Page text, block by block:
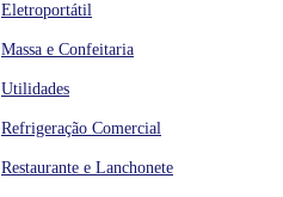
Eletroportátil
Massa e Confeitaria
Utilidades
Refrigeração Comercial
Restaurante e Lanchonete